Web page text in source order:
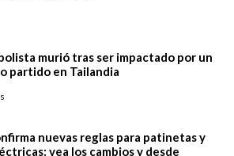
murió tras ser impactado por un
partido en Tailandia
nuevas reglas para patinetas y
vea los cambios y desde